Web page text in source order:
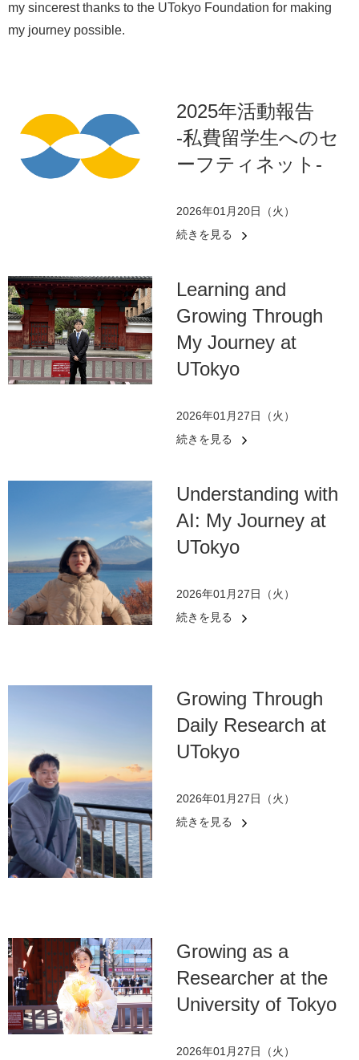
my sincerest thanks to the UTokyo Foundation for making
my journey possible.
2025年活動報告
-私費留学生へのセ
ーフティネット-
2026年01月20日（火）
続きを見る
Learning and
Growing Through
My Journey at
UTokyo
2026年01月27日（火）
続きを見る
Understanding with
AI: My Journey at
UTokyo
2026年01月27日（火）
続きを見る
Growing Through
Daily Research at
UTokyo
2026年01月27日（火）
続きを見る
Growing as a
Researcher at the
University of Tokyo
2026年01月27日（火）